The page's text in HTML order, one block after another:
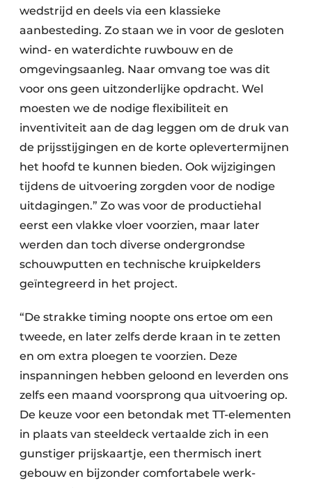
wedstrijd en deels via een klassieke
aanbesteding. Zo staan we in voor de gesloten
wind- en waterdichte ruwbouw en de
omgevingsaanleg. Naar omvang toe was dit
voor ons geen uitzonderlijke opdracht. Wel
moesten we de nodige flexibiliteit en
inventiviteit aan de dag leggen om de druk van
de prijsstijgingen en de korte oplevertermijnen
het hoofd te kunnen bieden. Ook wijzigingen
tijdens de uitvoering zorgden voor de nodige
uitdagingen.” Zo was voor de productiehal
eerst een vlakke vloer voorzien, maar later
werden dan toch diverse ondergrondse
schouwputten en technische kruipkelders
geïntegreerd in het project.
“De strakke timing noopte ons ertoe om een
tweede, en later zelfs derde kraan in te zetten
en om extra ploegen te voorzien. Deze
inspanningen hebben geloond en leverden ons
zelfs een maand voorsprong qua uitvoering op.
De keuze voor een betondak met TT-elementen
in plaats van steeldeck vertaalde zich in een
gunstiger prijskaartje, een thermisch inert
gebouw en bijzonder comfortabele werk-